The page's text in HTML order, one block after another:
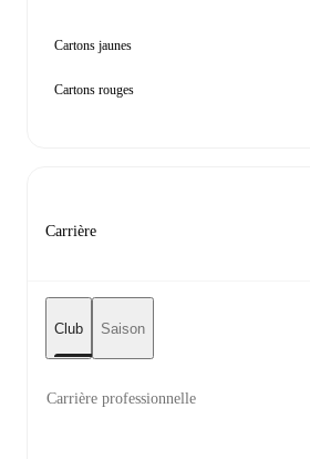
Cartons jaunes
Cartons rouges
Carrière
Club Saison
Carrière professionnelle